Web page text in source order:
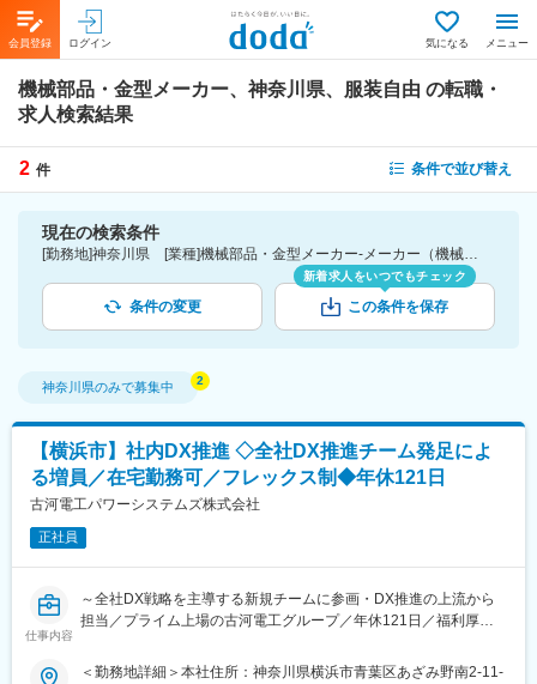
会員登録 ログイン 気になる メニュー
機械部品・金型メーカー、神奈川県、服装自由 の転職・
求人検索結果
2 件 条件で並び替え
現在の検索条件
[勤務地]神奈川県 [業種]機械部品・金型メーカー-メーカー（機械・電気）業界 [詳細条件](会社・職場の環境)服装自由
条件の変更
新着求人をいつでもチェック
この条件を保存
神奈川県のみで募集中
【横浜市】社内DX推進 ◇全社DX推進チーム発足によ
る増員／在宅勤務可／フレックス制◆年休121日
古河電工パワーシステムズ株式会社
正社員
仕事内容
～全社DX戦略を主導する新規チームに参画・DX推進の上流から
担当／プライム上場の古河電工グループ／年休121日／福利厚生
ア支援～
＜勤務地詳細＞本社住所：神奈川県横浜市青葉区あざみ野南2-11-